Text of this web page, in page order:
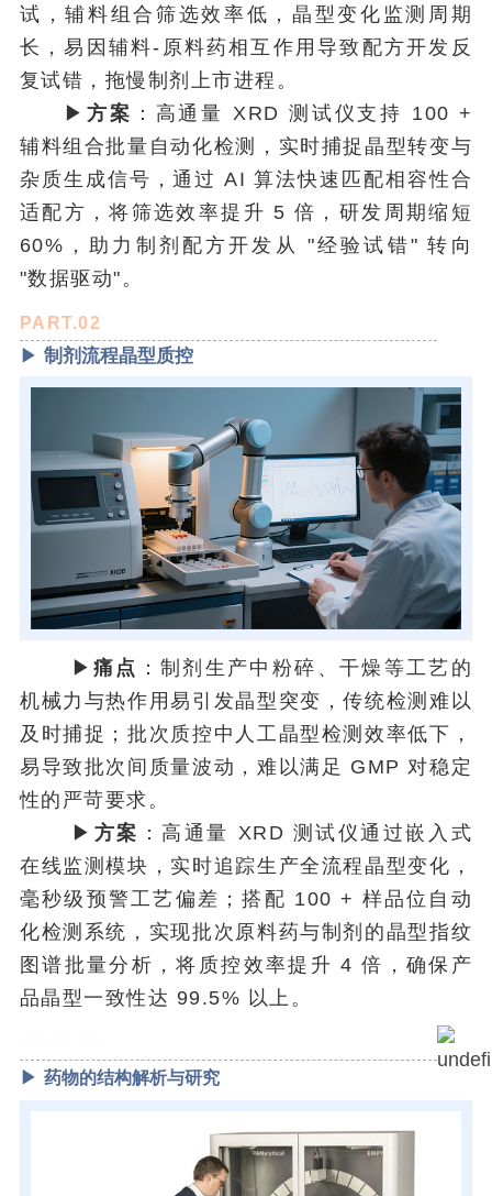
试，辅料组合筛选效率低，晶型变化监测周期
长，易因辅料-原料药相互作用导致配方开发反
复试错，拖慢制剂上市进程。
▶ 方案 ：高通量 XRD 测试仪支持 100 +
辅料组合批量自动化检测，实时捕捉晶型转变与
杂质生成信号，通过 AI 算法快速匹配相容性合
适配方，将筛选效率提升 5 倍，研发周期缩短
60%，助力制剂配方开发从 "经验试错" 转向
"数据驱动"。
PART.02
▶ 制剂流程晶型质控
▶ 痛点 ：制剂生产中粉碎、干燥等工艺的
机械力与热作用易引发晶型突变，传统检测难以
及时捕捉；批次质控中人工晶型检测效率低下，
易导致批次间质量波动，难以满足 GMP 对稳定
性的严苛要求。
▶ 方案 ：高通量 XRD 测试仪通过嵌入式
在线监测模块，实时追踪生产全流程晶型变化，
毫秒级预警工艺偏差；搭配 100 + 样品位自动
化检测系统，实现批次原料药与制剂的晶型指纹
图谱批量分析，将质控效率提升 4 倍，确保产
品晶型一致性达 99.5% 以上。
▶ 药物的结构解析与研究